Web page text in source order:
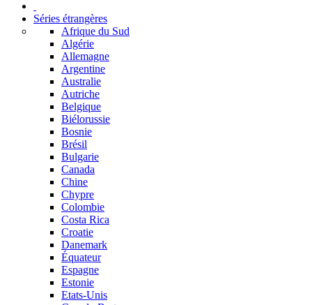
Séries étrangères
Afrique du Sud
Algérie
Allemagne
Argentine
Australie
Autriche
Belgique
Biélorussie
Bosnie
Brésil
Bulgarie
Canada
Chine
Chypre
Colombie
Costa Rica
Croatie
Danemark
Équateur
Espagne
Estonie
Etats-Unis